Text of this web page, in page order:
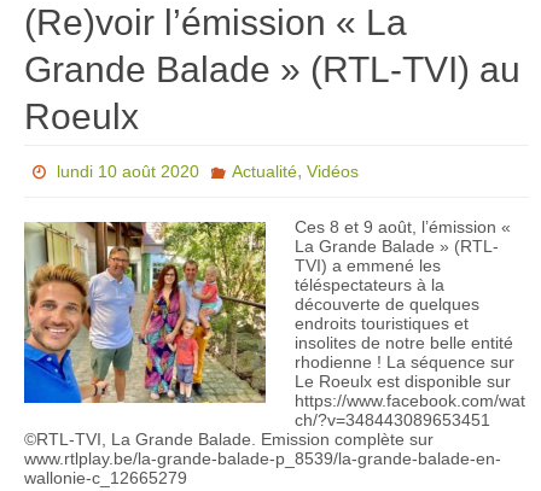
(Re)voir l’émission « La
Grande Balade » (RTL-TVI) au
Roeulx
lundi 10 août 2020 Actualité, Vidéos
Ces 8 et 9 août, l’émission «
La Grande Balade » (RTL-
TVI) a emmené les
téléspectateurs à la
découverte de quelques
endroits touristiques et
insolites de notre belle entité
rhodienne ! La séquence sur
Le Roeulx est disponible sur
https://www.facebook.com/wat
ch/?v=348443089653451
©RTL-TVI, La Grande Balade. Emission complète sur
www.rtlplay.be/la-grande-balade-p_8539/la-grande-balade-en-
wallonie-c_12665279